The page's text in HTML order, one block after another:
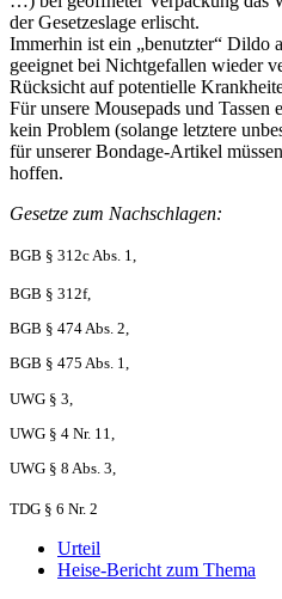
der Gesetzeslage erlischt.
Immerhin ist ein „benutzter“ Dildo
geeignet bei Nichtgefallen wieder
Rücksicht auf potentielle
Für unsere Mousepads und
kein Problem (solange letztere
für unserer Bondage-Artikel
hoffen.
Gesetze zum Nachschlagen:
BGB § 312c Abs. 1,
BGB § 312f,
BGB § 474 Abs. 2,
BGB § 475 Abs. 1,
UWG § 3,
UWG § 4 Nr. 11,
UWG § 8 Abs. 3,
TDG § 6 Nr. 2
Urteil
Heise-Bericht zum Thema